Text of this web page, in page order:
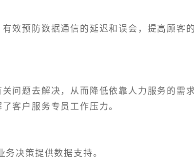
效预防数据通信的延迟和误会，提高顾客
问题去解决，从而降低依靠人力服务的需
客户服务专员工作压力。
决策提供数据支持。